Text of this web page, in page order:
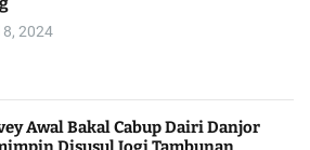
8, 2024
Awal Bakal Cabup Dairi Danjor